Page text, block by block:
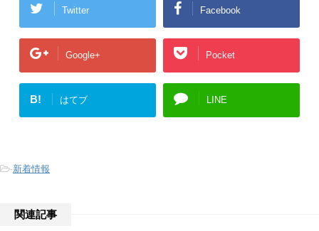
Twitter Facebook
Google+ Pocket
B! はてブ LINE
-新着情報
関連記事